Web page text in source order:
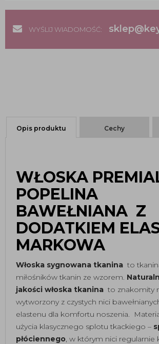
WYŚLIJ WIADOMOŚĆ:
Opis produktu Cechy
WŁOSKA
POPELINA
BAWEŁNIANA Z
DODATKIEM
MARKOWA
Włoska sygnowana tkanina to
miłośników tkanin ze wzorem.
jakości włoska tkanina to znakomity
wytworzony z czystych nici
elastenu dla komfortu noszenia.
użycia klasycznego splotu tkackiego –
płóciennego, w którym nici regularnie